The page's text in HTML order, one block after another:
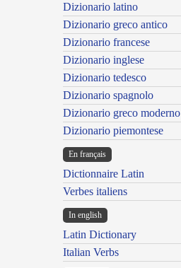
Dizionario latino
Dizionario greco antico
Dizionario francese
Dizionario inglese
Dizionario tedesco
Dizionario spagnolo
Dizionario greco moderno
Dizionario piemontese
En français
Dictionnaire Latin
Verbes italiens
In english
Latin Dictionary
Italian Verbs